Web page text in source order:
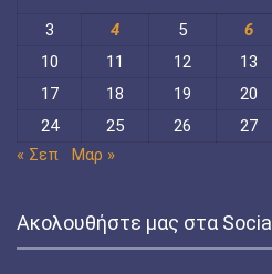
3
4 5 6
10
11 12 13
17
18 19 20
24
25 26 27
« Σεπ
Μαρ »
Ακολουθήστε μας στα Social